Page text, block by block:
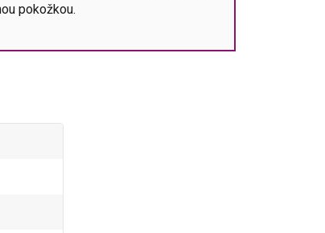
pokožkou.